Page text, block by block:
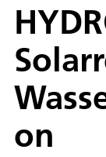
on